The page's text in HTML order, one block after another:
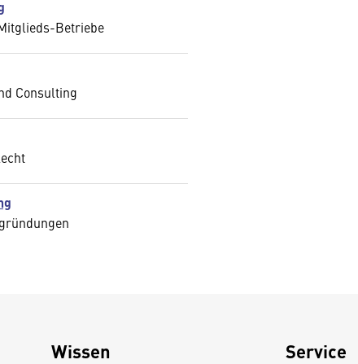
Betriebe
Consulting
Wissen Service